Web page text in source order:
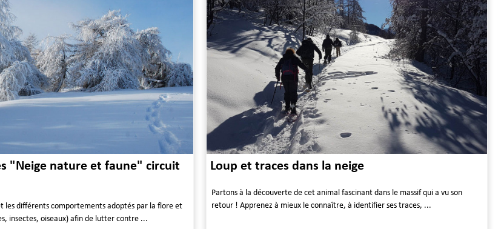
"Neige nature et faune" circuit
les différents comportements adoptés par la flore et
insectes, oiseaux) afin de lutter contre ...
Loup et traces dans la neige
Partons à la découverte de cet animal fascinant dans le massif qui a vu son
retour ! Apprenez à mieux le connaître, à identifier ses traces, ...